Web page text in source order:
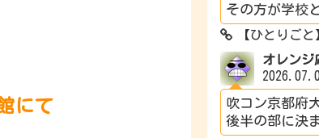
にて
その方が学校
【ひとりご
オレンジ
吹コン京都府
後半の部に決